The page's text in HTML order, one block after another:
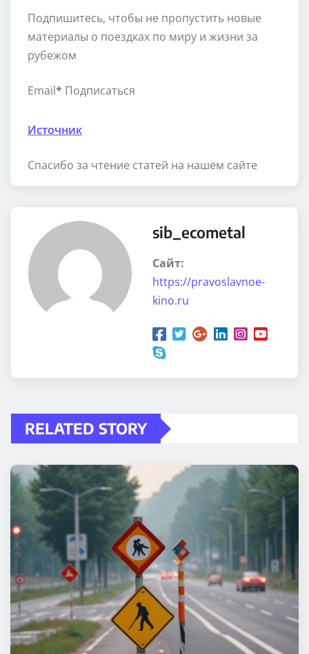
Подпишитесь, чтобы не пропустить новые
материалы о поездках по миру и жизни за
рубежом
Email* Подписаться
Источник
Спасибо за чтение статей на нашем сайте
sib_ecometal
Сайт:
https://pravoslavnoe-
kino.ru
RELATED STORY